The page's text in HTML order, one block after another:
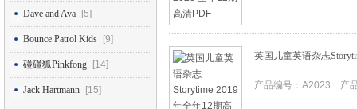
Dave and Ava [5]
Bounce Patrol Kids [9]
碰碰狐Pinkfong [14]
Jack Hartmann [15]
英国儿童英语杂志
产品编号：A2023 产